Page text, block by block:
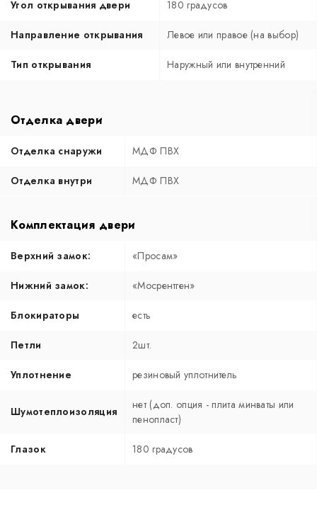
Угол открывания двери 180 градусов
Направление открывания Левое или правое (на выбор)
Тип открывания Наружный или внутренний
Отделка двери
Отделка снаружи МДФ ПВХ
Отделка внутри МДФ ПВХ
Комплектация двери
Верхний замок: «Просам»
Нижний замок: «Мосрентген»
Блокираторы есть
Петли 2шт.
Уплотнение резиновый уплотнитель
Шумотеплоизоляция
нет (доп. опция - плита минваты или
пенопласт)
Глазок 180 градусов